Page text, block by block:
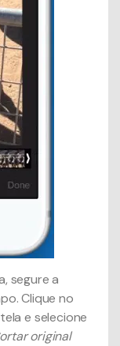
segure a
Clique no
e selecione
original